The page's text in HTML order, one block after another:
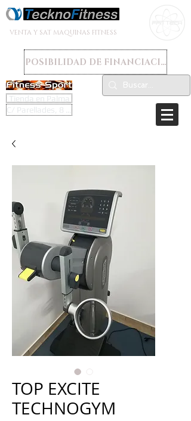
VENTA Y SAT MAQUINAS FITNESS
POSIBILIDAD DE FINANCIACION
Tienda en Palma
TOP EXCITE
TECHNOGYM